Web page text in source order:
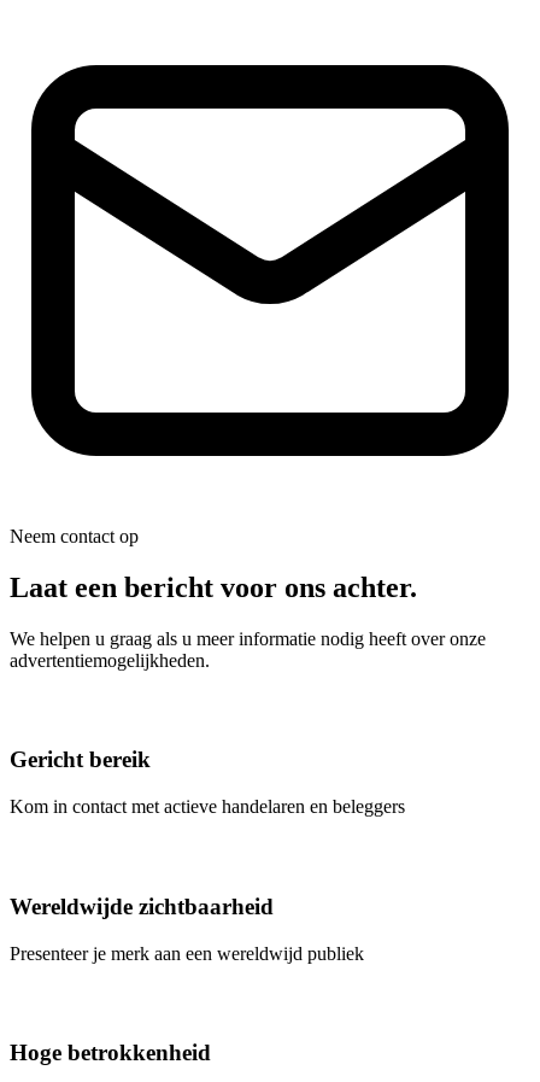
Neem contact op
Laat een bericht voor ons achter.
We helpen u graag als u meer informatie nodig heeft over onze
advertentiemogelijkheden.
Gericht bereik
Kom in contact met actieve handelaren en beleggers
Wereldwijde zichtbaarheid
Presenteer je merk aan een wereldwijd publiek
Hoge betrokkenheid